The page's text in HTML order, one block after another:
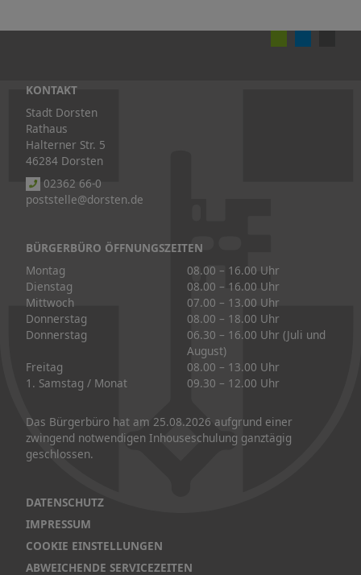
KONTAKT
Stadt Dorsten
Rathaus
Halterner Str. 5
46284 Dorsten
02362 66-0
poststelle@dorsten.de
BÜRGERBÜRO ÖFFNUNGSZEITEN
Montag
08.00 – 16.00 Uhr
Dienstag
08.00 – 16.00 Uhr
Mittwoch
07.00 – 13.00 Uhr
Donnerstag
08.00 – 18.00 Uhr
Donnerstag
06.30 – 16.00 Uhr (Juli und
August)
Freitag
08.00 – 13.00 Uhr
1. Samstag / Monat
09.30 – 12.00 Uhr
Das Bürgerbüro hat am 25.08.2026 aufgrund einer
zwingend notwendigen Inhouseschulung ganztägig
geschlossen.
DATENSCHUTZ
IMPRESSUM
COOKIE EINSTELLUNGEN
ABWEICHENDE SERVICEZEITEN